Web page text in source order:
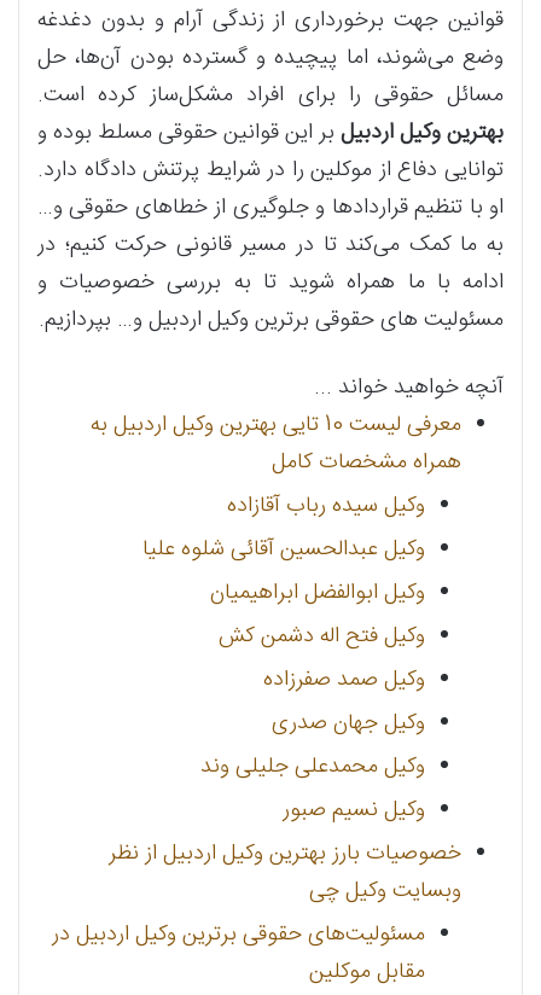
قوانین جهت برخورداری از زندگی آرام و بدون دغدغه
وضع می‌شوند، اما پیچیده و گسترده بودن آن‌ها، حل
مسائل حقوقی را برای افراد مشکل‌ساز کرده است.
بهترین وکیل اردبیل بر این قوانین حقوقی مسلط بوده و
توانایی دفاع از موکلین را در شرایط پرتنش دادگاه دارد.
او با تنظیم قراردادها و جلوگیری از خطاهای حقوقی و…
به ما کمک می‌کند تا در مسیر قانونی حرکت کنیم؛ در
ادامه با ما همراه شوید تا به بررسی خصوصیات و
مسئولیت های حقوقی برترین وکیل اردبیل و… بپردازیم.
آنچه خواهید خواند ...
معرفی لیست 10 تایی بهترین وکیل اردبیل به
همراه مشخصات کامل
وکیل سیده رباب آقازاده
وکیل عبدالحسین آقائی شلوه علیا
وکیل ابوالفضل ابراهیمیان
وکیل فتح اله دشمن کش
وکیل صمد صفرزاده
وکیل جهان صدری
وکیل محمدعلی جلیلی وند
وکیل نسیم صبور
خصوصیات بارز بهترین وکیل اردبیل از نظر
وبسایت وکیل چی
مسئولیت‌های حقوقی برترین وکیل اردبیل در
مقابل موکلین